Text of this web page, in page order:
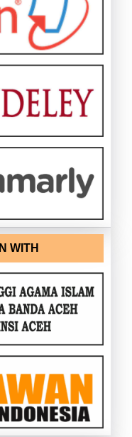
WITH